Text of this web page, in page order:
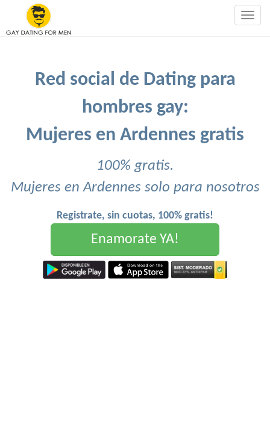
Red social de Dating para
hombres gay:
Mujeres en Ardennes gratis
100% gratis.
Mujeres en Ardennes solo para nosotros
Registrate, sin cuotas, 100% gratis!
Enamorate YA!